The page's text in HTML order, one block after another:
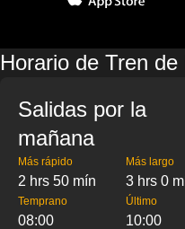
Horario de Tren de
Salidas por la
mañana
Más rápido
2 hrs 50 mín
Más largo
3 hrs 0
Temprano
08:00
Último
10:00